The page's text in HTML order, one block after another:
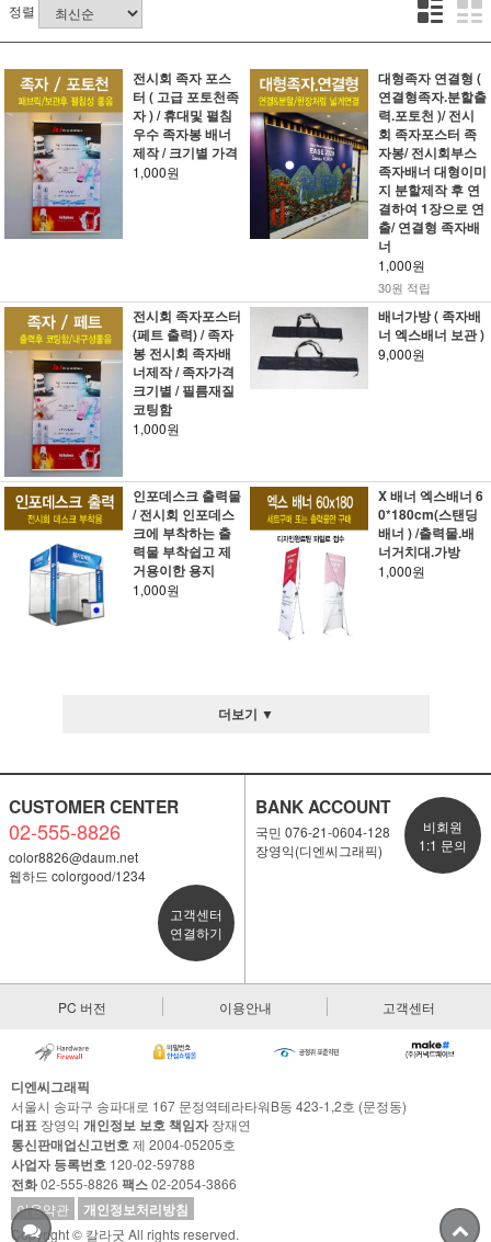
정렬
전시회 족자 포스
터 ( 고급 포토천족
자 ) / 휴대및 펼침
우수 족자봉 배너
제작 / 크기별 가격
1,000원
대형족자 연결형 (
연결형족자.분할출
력.포토천 )/ 전시
회 족자포스터 족
자봉/ 전시회부스
족자배너 대형이미
지 분할제작 후 연
결하여 1장으로 연
출/ 연결형 족자배
너
1,000원
30원 적립
전시회 족자포스터
(페트 출력) / 족자
봉 전시회 족자배
너제작 / 족자가격
크기별 / 필름재질
코팅함
1,000원
배너가방 ( 족자배
너 엑스배너 보관 )
9,000원
인포데스크 출력물
/ 전시회 인포데스
크에 부착하는 출
력물 부착쉽고 제
거용이한 용지
1,000원
X 배너 엑스배너 6
0*180cm(스탠딩
배너 ) /출력물.배
너거치대.가방
1,000원
더보기 ▼
CUSTOMER CENTER
02-555-8826
color8826@daum.net
웹하드 colorgood/1234
고객센터
연결하기
BANK ACCOUNT
국민 076-21-0604-128
장영익(디엔씨그래픽)
비회원
1:1 문의
PC 버전 이용안내 고객센터
디엔씨그래픽
서울시 송파구 송파대로 167 문정역테라타워B동 423-1,2호 (문정동)
대표 장영익 개인정보 보호 책임자장재연
통신판매업신고번호제 2004-05205호
사업자 등록번호 120-02-59788
전화02-555-8826 팩스02-2054-3866
이용약관
개인정보처리방침
Copyright © 칼라굿 All rights reserved.